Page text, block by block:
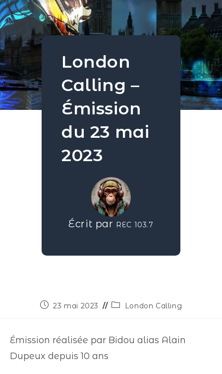
London
Calling –
Émission
du 23 mai
2023
Écrit par REC 103.7
23 mai 2023 London Calling
Émission réalisée par Bidou alias Alain
Dupeux depuis 10 ans